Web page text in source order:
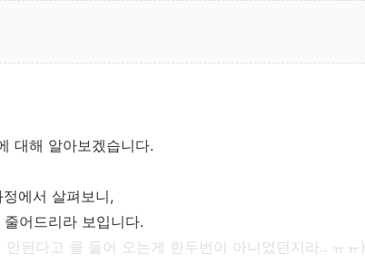
대해 알아보겠습니다.
에서 살펴보니,
어드리라 보입니다.
된다고 콜 들어 오는게 한두번이 아니었던지라.. ㅠㅠ)